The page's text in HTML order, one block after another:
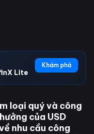
Lite
Khám phá
loại quý và công
của USD
nhu cầu công